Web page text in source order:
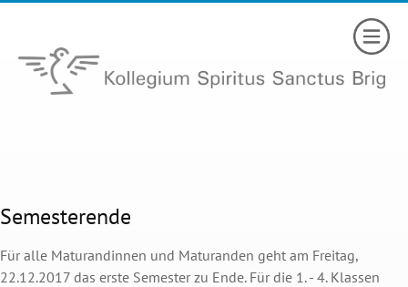
Semesterende
Für alle Maturandinnen und Maturanden geht am Freitag,
22.12.2017 das erste Semester zu Ende. Für die 1. - 4. Klassen